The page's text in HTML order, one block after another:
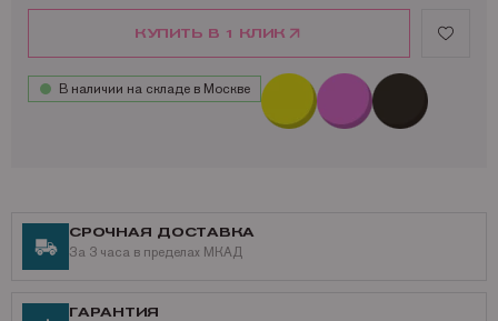
КУПИТЬ В 1 КЛИК
В наличии на складе в Москве
СРОЧНАЯ ДОСТАВКА
За 3 часа в пределах МКАД
ГАРАНТИЯ